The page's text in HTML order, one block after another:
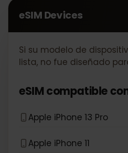
eSIM Devices
Si su modelo de
lista, no fue diseñado
eSIM compatible
Apple iPhone 13 Pro
Apple iPhone 11